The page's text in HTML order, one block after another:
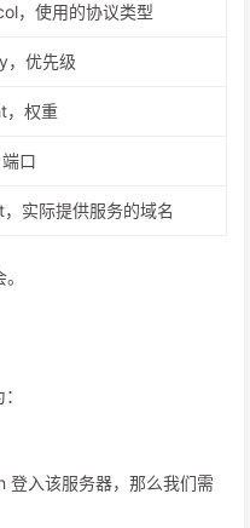
，使用的协议类型
，优先级
，权重
口
实际提供服务的域名
入该服务器，那么我们需